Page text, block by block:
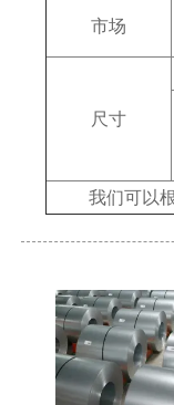
市场
尺寸
我们可以